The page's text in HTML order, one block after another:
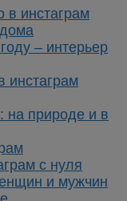
в инстаграм
– интерьер
инстаграм
на природе и в
с нуля
и мужчин